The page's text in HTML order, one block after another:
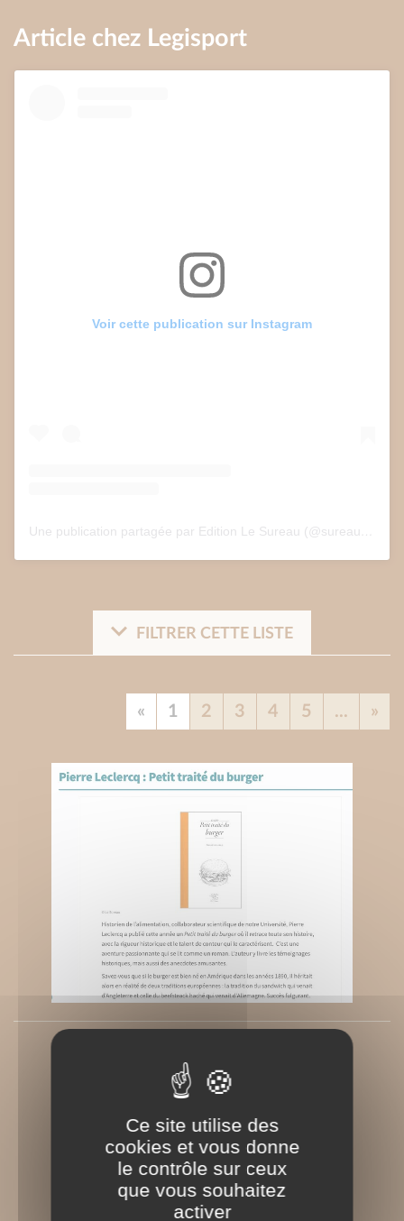
Article chez Legisport
Voir cette publication sur Instagram
Une publication partagée par Edition Le Sureau (@sureau.edition)
FILTRER CETTE LISTE
« 1 2 3 4 5 ... »
Rédigé le Lundi 22 juin 2026
Ce site utilise des
cookies et vous donne
le contrôle sur ceux
que vous souhaitez
activer